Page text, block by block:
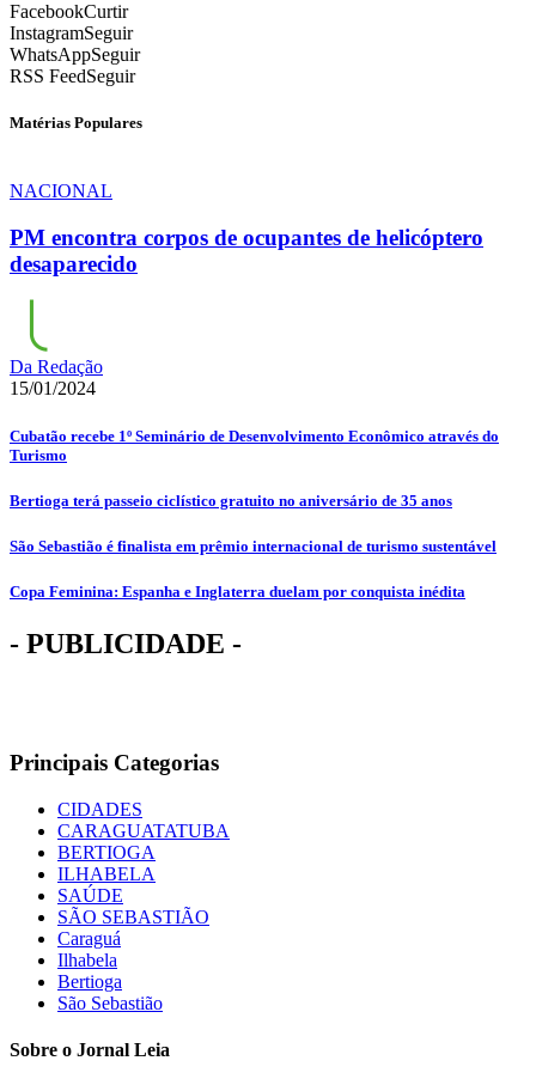
FacebookCurtir
InstagramSeguir
WhatsAppSeguir
RSS FeedSeguir
Matérias Populares
NACIONAL
PM encontra corpos de ocupantes de helicóptero
desaparecido
Da Redação
15/01/2024
Cubatão recebe 1º Seminário de Desenvolvimento Econômico através do
Turismo
Bertioga terá passeio ciclístico gratuito no aniversário de 35 anos
São Sebastião é finalista em prêmio internacional de turismo sustentável
Copa Feminina: Espanha e Inglaterra duelam por conquista inédita
- PUBLICIDADE -
Principais Categorias
CIDADES
CARAGUATATUBA
BERTIOGA
ILHABELA
SAÚDE
SÃO SEBASTIÃO
Caraguá
Ilhabela
Bertioga
São Sebastião
Sobre o Jornal Leia